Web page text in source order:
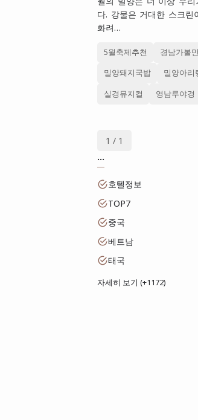
다. 강물은 거대한 스크
화려…
5월축제추천 경남가볼
밀양돼지국밥 밀양아리
실경뮤지컬 영남루야경
1 / 1
...
호텔정보
TOP7
중국
베트남
태국
자세히 보기 (+1172)